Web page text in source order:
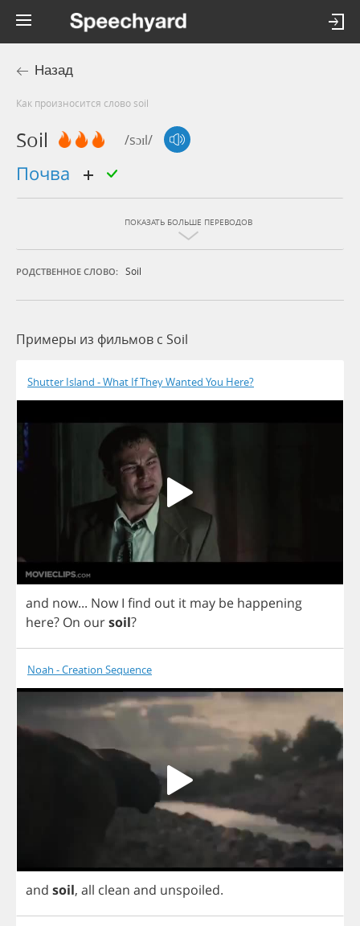
Назад
Как произносится слово soil
Soil /sɔɪl/
почва
ПОКАЗАТЬ БОЛЬШЕ ПЕРЕВОДОВ
РОДСТВЕННОЕ СЛОВО: Soil
Примеры из фильмов c Soil
Shutter Island - What If They Wanted You Here?
and now... Now I find out it may be happening
here? On oursoil?
Noah - Creation Sequence
and soil, all clean and unspoiled.